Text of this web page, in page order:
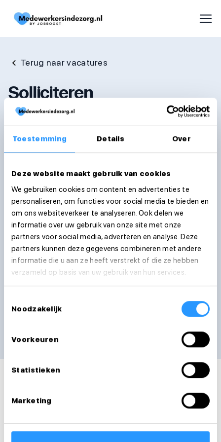
Toestemming Details Over
Deze website maakt gebruik van cookies
We gebruiken cookies om content en advertenties te
personaliseren, om functies voor social media te bieden en
om ons websiteverkeer te analyseren. Ook delen we
informatie over uw gebruik van onze site met onze
partners voor social media, adverteren en analyse. Deze
partners kunnen deze gegevens combineren met andere
informatie die u aan ze heeft verstrekt of die ze hebben
verzameld op basis van uw gebruik van hun services.
Noodzakelijk
Voorkeuren
Statistieken
Marketing
Terug naar vacatures
Solliciteren
E-mailadres
Telefoonnummer
Dienstverbanden